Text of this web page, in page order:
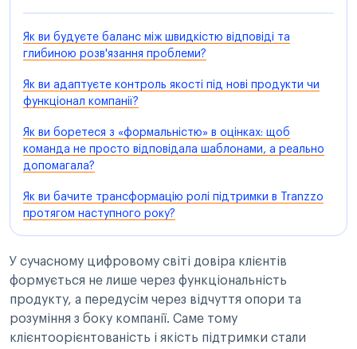
Як ви будуєте баланс між швидкістю відповіді та
глибиною розв'язання проблеми?
Як ви адаптуєте контроль якості під нові продукти чи
функціонал компанії?
Як ви боретеся з «формальністю» в оцінках: щоб
команда не просто відповідала шаблонами, а реально
допомагала?
Як ви бачите трансформацію ролі підтримки в Tranzzo
протягом наступного року?
У сучасному цифровому світі довіра клієнтів
формується не лише через функціональність
продукту, а передусім через відчуття опори та
розуміння з боку компанії. Саме тому
клієнтоорієнтованість і якість підтримки стали